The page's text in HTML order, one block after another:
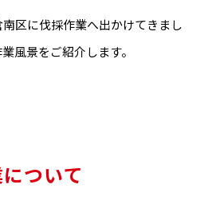
区に伐採作業へ出かけてきまし
風景をご紹介します。
ついて